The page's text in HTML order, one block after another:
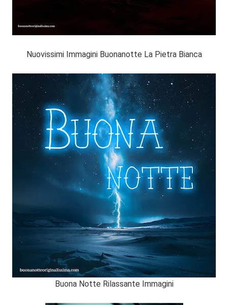
Nuovissimi Immagini Buonanotte La Pietra Bianca
Buona Notte Rilassante Immagini